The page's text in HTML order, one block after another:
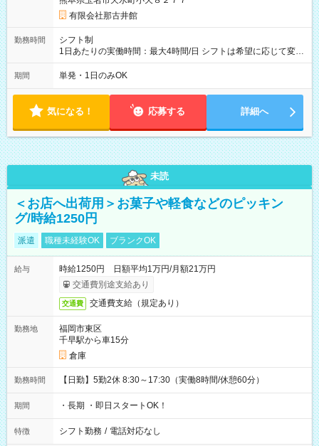
有限会社那古井館
勤務時間
シフト制
1日あたりの実働時間：最大4時間/日 シフトは希望に応じて変更
します。
期間 単発・1日のみOK
気になる！ 応募する 詳細へ
未読
＜お店へ出荷用＞お菓子や軽食などのピッキン
グ/時給1250円
派遣 職種未経験OK ブランクOK
給与
時給1250円 日額平均1万円/月額21万円
交通費別途支給あり
交通費 交通費支給（規定あり）
勤務地
福岡市東区
千早駅から車15分
倉庫
勤務時間 【日勤】5勤2休 8:30～17:30（実働8時間/休憩60分）
期間 ・長期 ・即日スタートOK！
特徴 シフト勤務 / 電話対応なし